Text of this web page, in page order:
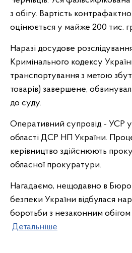
з обігу. Вартість
оцінюється у майже 200 тис.
Наразі досудове
Кримінального кодексу
транспортування з метою
товарів) завершене,
до суду.
Оперативний супровід - УСР у
області ДСР НП України.
керівництво здійснюють
обласної прокуратури.
Нагадаємо, нещодавно в Бюро
безпеки України відбулася
боротьби з незаконним обігом
Детальніше